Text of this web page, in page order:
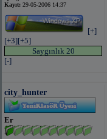
Kayıt: 29-05-2006 14:37
[+]
[+3][+5]
Saygınlık 20
[-]
city_hunter
Er